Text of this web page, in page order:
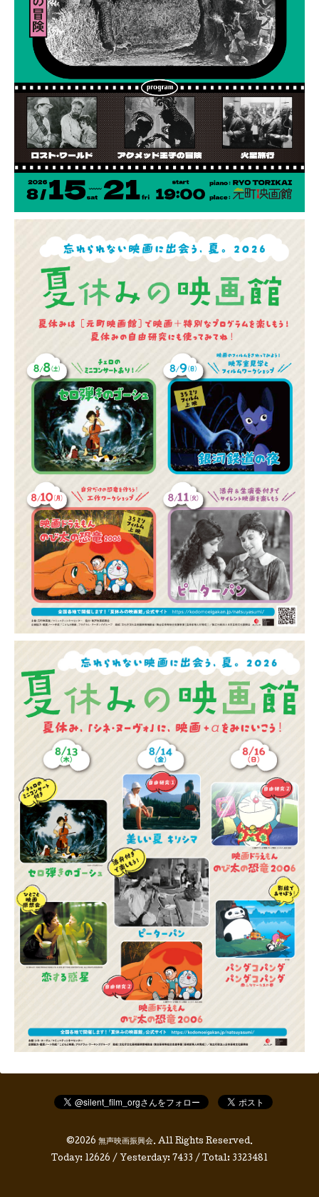
©2026 無声映画振興会. All Rights Reserved.
Today: 12626 / Yesterday: 7433 / Total: 3323481